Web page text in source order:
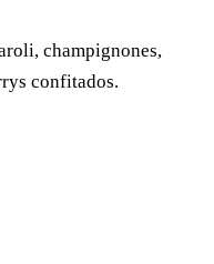
champignones,
confitados.